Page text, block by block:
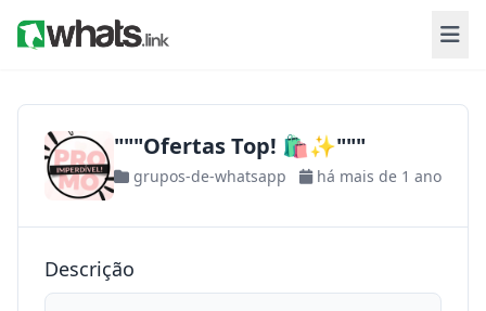
"""Ofertas Top! 🛍️✨"""
grupos-de-whatsapp há mais de 1 ano
Descrição